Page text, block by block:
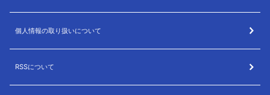
個人情報の取り扱いについて
RSSについて